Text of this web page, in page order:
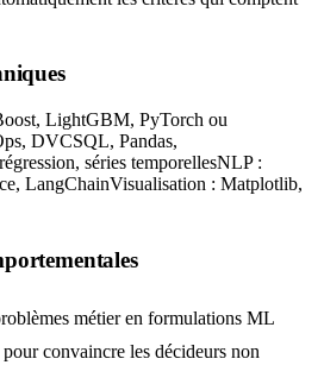
LightGBM, PyTorch ou
DVCSQL, Pandas,
séries temporellesNLP :
LangChainVisualisation : Matplotlib,
métier en formulations ML
convaincre les décideurs non